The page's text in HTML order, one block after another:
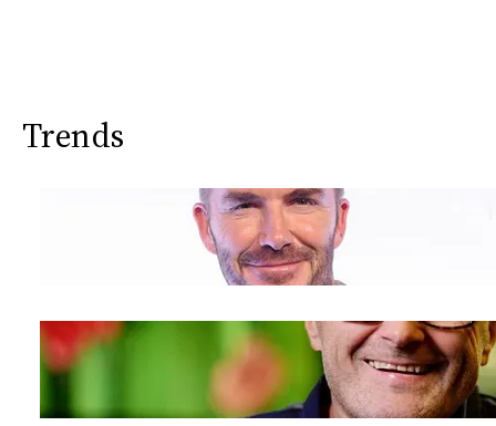
Trends